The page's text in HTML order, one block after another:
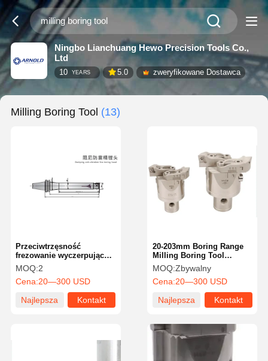
Ningbo Lianchuang Hewo Precision Tools Co.,
Ltd
10 YEARS 5.0 zweryfikowane Dostawca
Milling Boring Tool (13)
Przeciwtrzęsność
frezowanie wyczerpujące
narzędzie frezowanie
wyczerpujące pręty prosto
szczyt wysoka dokładność
MOQ:2
Cena:20—300 USD
Najlepsza
Kontakt
20-203mm Boring Range
Milling Boring Tool
Precision Boring Tool
With Robust Design
Wykorzystanie urządzenia
do wiertniania
MOQ:Zbywalny
Cena:20—300 USD
Najlepsza
Kontakt